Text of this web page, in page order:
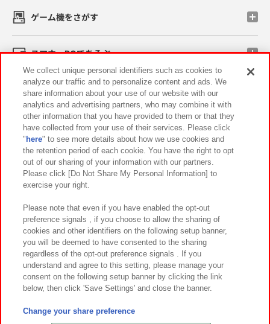
ゲーム機をさがす
スマホ・PCであそぶ
イベント・キャンペーン
関連会社 サステナビリティ サイトポリシー
プライバシーポリシー ウェブアクセシビリティ方針と検証結果
お取引先さまとともに
カスタマーハラスメント対応方針 よくあるご質問・お問い合わせ
©Bandai Namco Amusement Inc.
©Bandai Namco Amusement Lab Inc.
We collect unique personal identifiers such as cookies to
analyze our traffic and to personalize content and ads. We
share information about your use of our website with our
analytics and advertising partners, who may combine it with
other information that you have provided to them or that they
have collected from your use of their services. Please click
" here" to see more details about how we use cookies and
the retention period of each cookie. You have the right to opt
out of our sharing of your information with our partners.
Please click [Do Not Share My Personal Information] to
exercise your right.
Please note that even if you have enabled the opt-out
preference signals , if you choose to allow the sharing of
cookies and other identifiers on the following setup banner,
you will be deemed to have consented to the sharing
regardless of the opt-out preference signals . If you
understand and agree to this setting, please manage your
consent on the following setup banner by clicking the link
below, then click 'Save Settings' and close the banner.
Change your share preference